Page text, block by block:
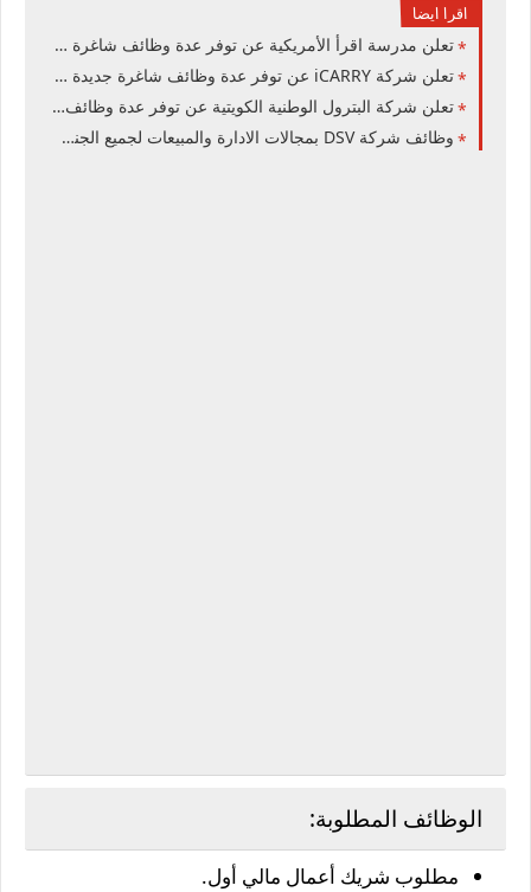
اقرا ايضا
تعلن مدرسة اقرأ الأمريكية عن توفر عدة وظائف شاغرة جديدة في العديد من التخصصات في الكويت
تعلن شركة iCARRY عن توفر عدة وظائف شاغرة جديدة في العديد من التخصصات للوافدين والمقيمين في الكويت
تعلن شركة البترول الوطنية الكويتية عن توفر عدة وظائف شاغرة جديدة في مختلف التخصصات للجنسيين في الكويت
وظائف شركة DSV بمجالات الادارة والمبيعات لجميع الجنسيات في الكويت
الوظائف المطلوبة:
مطلوب شريك أعمال مالي أول.